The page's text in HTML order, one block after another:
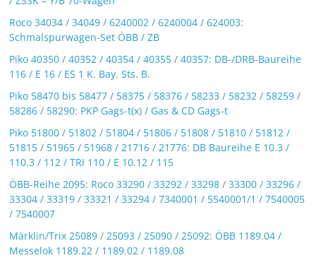
Roco 34034 / 34049 / 6240002 / 6240004 / 624003:
Schmalspurwagen-Set ÖBB / ZB
Piko 40350 / 40352 / 40354 / 40355 / 40357: DB-/DRB-Baureihe
116 / E 16 / ES 1 K. Bay. Sts. B.
Piko 58470 bis 58477 / 58375 / 58376 / 58233 / 58232 / 58259 /
58286 / 58290: PKP Gags-t(x) / Gas & CD Gags-t
Piko 51800 / 51802 / 51804 / 51806 / 51808 / 51810 / 51812 /
51815 / 51965 / 51968 / 21716 / 21776: DB Baureihe E 10.3 /
110.3 / 112 / TRI 110 / E 10.12 / 115
ÖBB-Reihe 2095: Roco 33290 / 33292 / 33298 / 33300 / 33296 /
33304 / 33319 / 33321 / 33294 / 7340001 / 5540001/1 / 7540005
/ 7540007
Märklin/Trix 25089 / 25093 / 25090 / 25092: ÖBB 1189.04 /
Messelok 1189.22 / 1189.02 / 1189.08